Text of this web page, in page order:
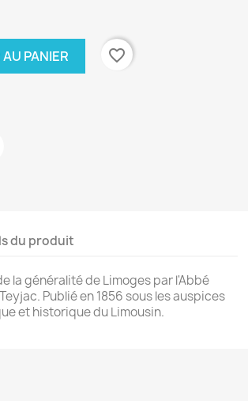
PANIER favorite_border
du produit
la généralité de Limoges par l'Abbé
Publié en 1856 sous les auspices
et historique du Limousin.